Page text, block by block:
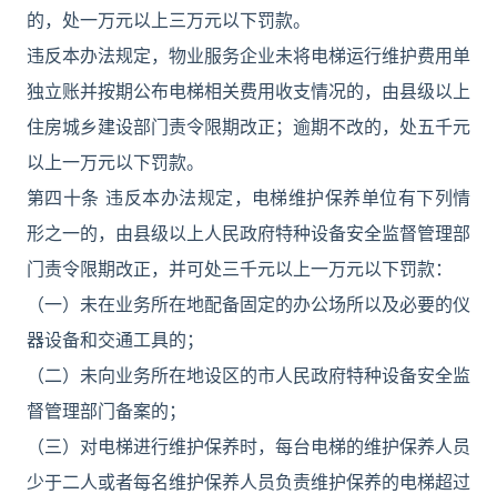
的，处一万元以上三万元以下罚款。
违反本办法规定，物业服务企业未将电梯运行维护费用单
独立账并按期公布电梯相关费用收支情况的，由县级以上
住房城乡建设部门责令限期改正；逾期不改的，处五千元
以上一万元以下罚款。
第四十条 违反本办法规定，电梯维护保养单位有下列情
形之一的，由县级以上人民政府特种设备安全监督管理部
门责令限期改正，并可处三千元以上一万元以下罚款：
（一）未在业务所在地配备固定的办公场所以及必要的仪
器设备和交通工具的；
（二）未向业务所在地设区的市人民政府特种设备安全监
督管理部门备案的；
（三）对电梯进行维护保养时，每台电梯的维护保养人员
少于二人或者每名维护保养人员负责维护保养的电梯超过